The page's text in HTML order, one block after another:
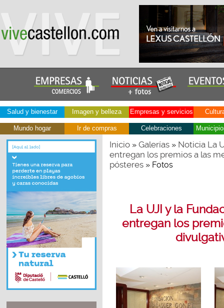
Salud y bienestar Imagen y belleza Empresas y servicios
Mundo hogar Ir de compras Celebraciones
Inicio» Galerías» Noticia La
entregan los premios a las
pósteres» Fotos
La UJI y la
entregan los